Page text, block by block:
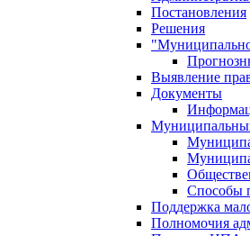
Постановления
Решения
Выявление
Документы
Способы
Поддержка
Полномочия